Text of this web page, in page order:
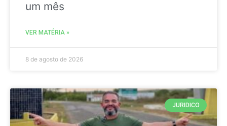
um mês
VER MATÉRIA »
8 de agosto de 2026
JURIDICO